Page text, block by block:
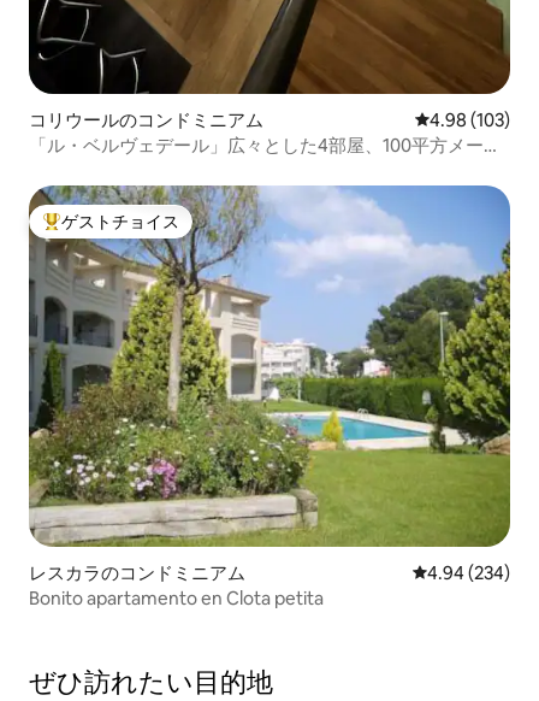
コリウールのコンドミニアム レビュー103
4.98 (103)
「ル・ベルヴェデール」広々とした4部屋、100平方メート
大好評のゲストチョイスです。
ゲストチョイス
レスカラのコンドミニアム レビュー234
4.94 (234)
Bonito apartamento en Clota petita
ぜひ訪⁠れ⁠た⁠い目⁠的⁠地